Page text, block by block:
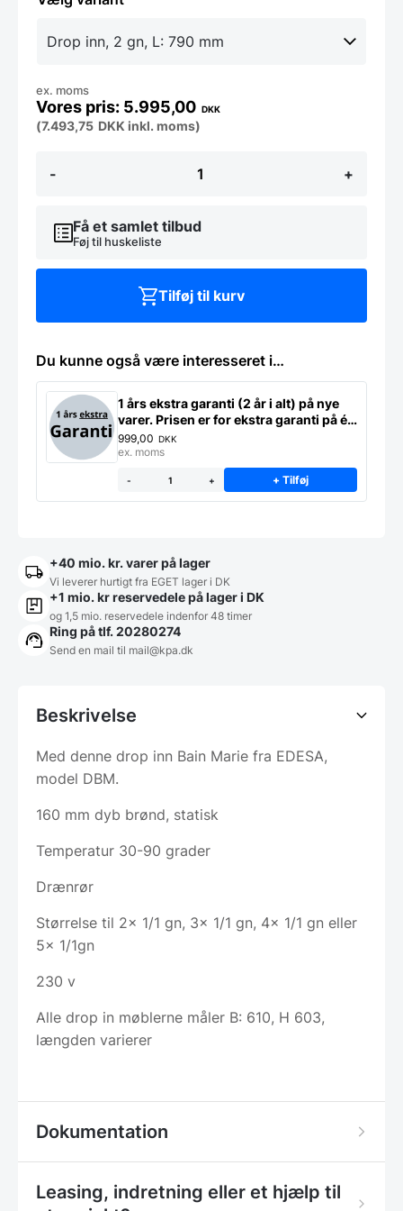
-
inn
Edesa
DBM,
indbygning
+
5.995,00 DKK
ex. moms
(7.493,75 DKK inkl. moms)
Få et samlet tilbud
Føj til huskeliste
Tilføj til kurv
Du kunne også være interesseret i…
1 års ekstra garanti (2 år i alt) på nye
varer. Prisen er for ekstra garanti på ét
produkt
999,00 DKK
ex. moms
- + + Tilføj
+40 mio. kr. varer på lager
Vi leverer hurtigt fra EGET lager i DK
+1 mio. kr reservedele på lager i DK
og 1,5 mio. reservedele indenfor 48 timer
Ring på tlf. 20280274
Send en mail til mail@kpa.dk
Beskrivelse
Med denne drop inn Bain Marie fra EDESA,
model DBM.
160 mm dyb brønd, statisk
Temperatur 30-90 grader
Drænrør
Størrelse til 2x 1/1 gn, 3x 1/1 gn, 4x 1/1 gn eller
5x 1/1gn
230 v
Alle drop in møblerne måler B: 610, H 603,
længden varierer
Dokumentation
Leasing, indretning eller et hjælp til